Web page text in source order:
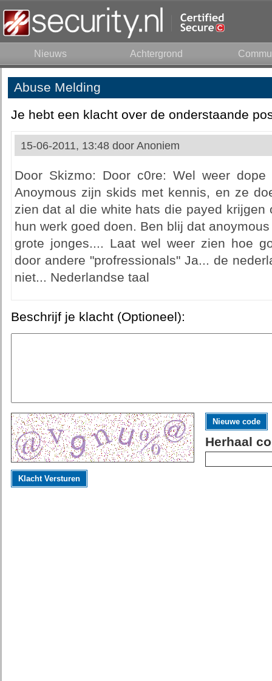
Nieuws Achtergrond
Abuse Melding
Je hebt een klacht over de onderstaande
15-06-2011, 13:48 door Anoniem
Door Skizmo: Door c0re: Wel weer
Anoymous zijn skids met kennis, en ze
zien dat al die white hats die payed
hun werk goed doen. Ben blij dat
grote jonges.... Laat wel weer zien hoe
door andere "profressionals" Ja... de
niet... Nederlandse taal
Beschrijf je klacht (Optioneel):
Nieuwe code
Herhaal
Klacht Versturen